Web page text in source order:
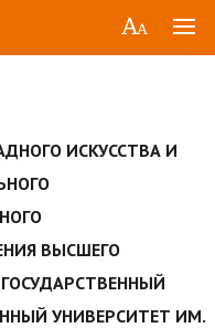
ИСКУССТВА И
ВЫСШЕГО
УНИВЕРСИТЕТ ИМ.